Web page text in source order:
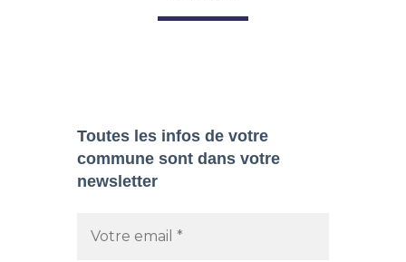
Toutes les infos de votre
commune sont dans votre
newsletter